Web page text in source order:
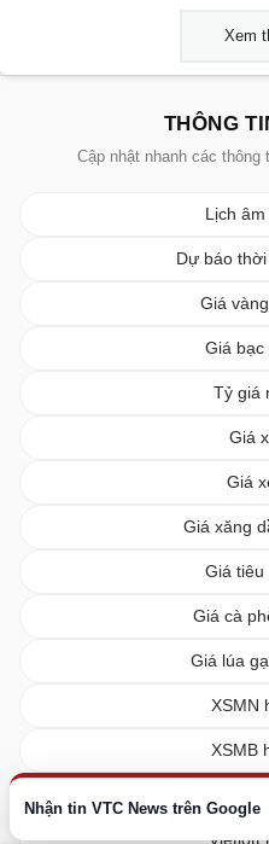
Nhận tin VTC News trên Google
Xem
THÔNG
Cập nhật nhanh các
Lịch
Dự báo
Giá
Giá bạc
Tỷ giá
Giá
Giá
Giá xăng
Giá tiêu
Giá cà
Giá lúa
XSMN
XSMB
Vietlott